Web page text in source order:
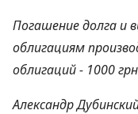
Погашение долга и
облигациям
облигаций - 1000
Александр